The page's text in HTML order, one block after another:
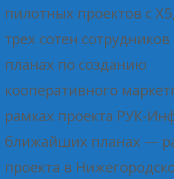
пилотных проектов с
трех сотен
планах по созданию
кооперативного
рамках проекта РУК-
ближайших планах —
проекта в